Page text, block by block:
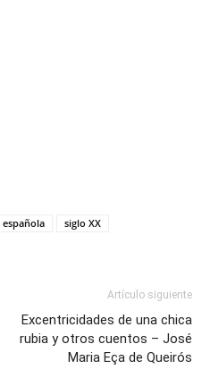
siglo XX
Artículo siguiente
Excentricidades de una chica
rubia y otros cuentos – José
Maria Eça de Queirós